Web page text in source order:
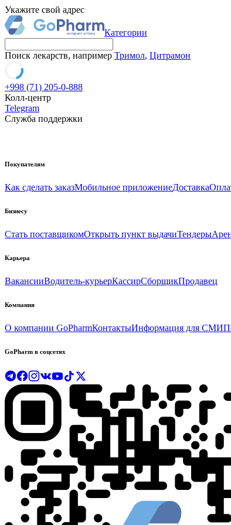
Укажите свой адрес
Категории
Поиск лекарств, например Тримол, Цитрамон
+998 (71) 205-0-888
Колл-центр
Telegram
Служба поддержки
Покупателям
Как сделать заказМобильное приложениеДоставка
Бизнесу
Стать поставщикомОткрыть пункт выдачиТендеры
Карьера
ВакансииВодитель-курьерКассирСборщикПродавец
Компания
О компании GoPharmКонтактыИнформация для СМИ
GoPharm в соцсетях